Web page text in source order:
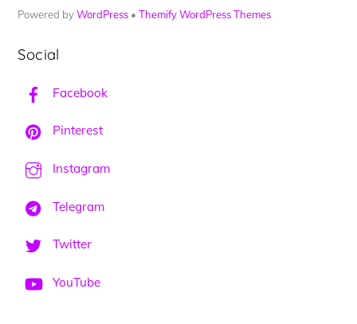
Powered byWordPress •Themify WordPress Themes
Social
Facebook
Pinterest
Instagram
Telegram
Twitter
YouTube